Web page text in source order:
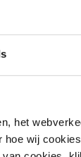
het
wij